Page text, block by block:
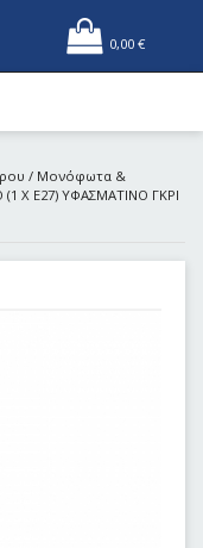
0,00 €
/ Μονόφωτα &
Χ Ε27) ΥΦΑΣΜΑΤΙΝΟ ΓΚΡΙ